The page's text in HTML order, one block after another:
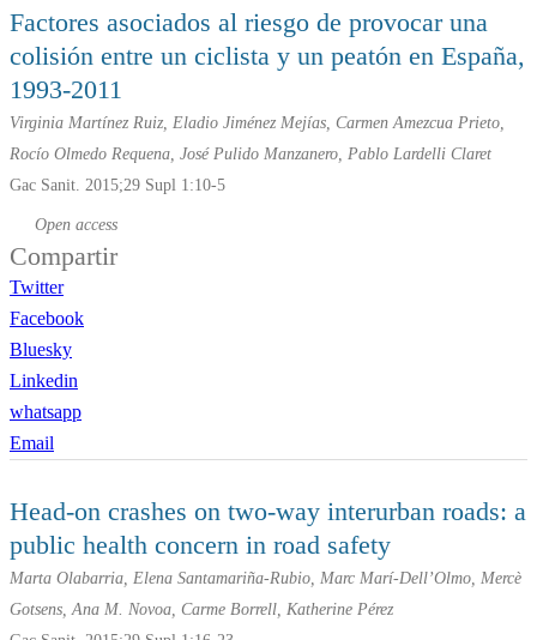
Factores asociados al riesgo de provocar una
colisión entre un ciclista y un peatón en España,
1993-2011
Virginia Martínez Ruiz, Eladio Jiménez Mejías, Carmen Amezcua Prieto,
Rocío Olmedo Requena, José Pulido Manzanero, Pablo Lardelli Claret
Gac Sanit. 2015;29 Supl 1:10-5
Open access
Compartir
Twitter
Facebook
Bluesky
Linkedin
whatsapp
Email
Head-on crashes on two-way interurban roads: a
public health concern in road safety
Marta Olabarria, Elena Santamariña-Rubio, Marc Marí-Dell’Olmo, Mercè
Gotsens, Ana M. Novoa, Carme Borrell, Katherine Pérez